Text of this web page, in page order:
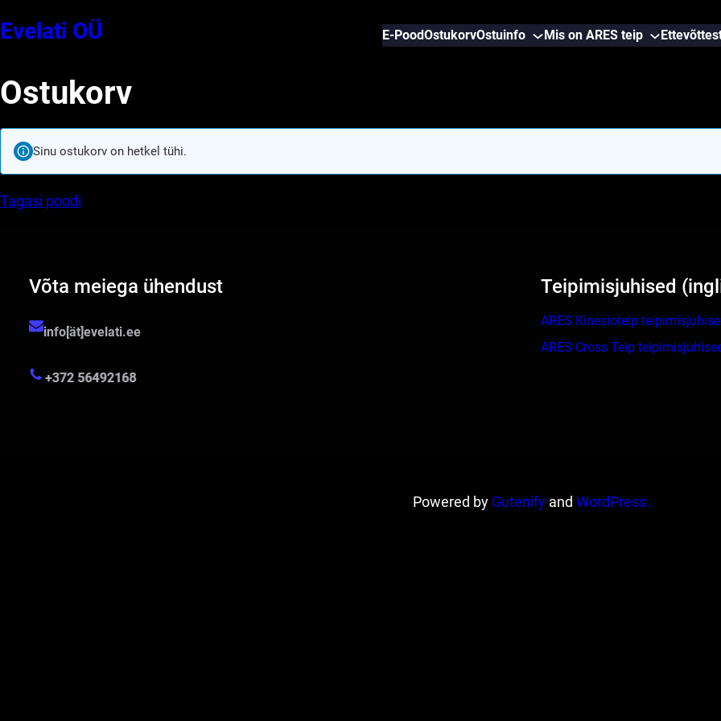
Evelati OÜ E-PoodOstukorvOstuinfo Mis on ARES teip
Ostukorv
Sinu ostukorv on hetkel tühi.
Tagasi poodi
Võta meiega ühendust
info[ät]evelati.ee
Teipimisjuhised
ARES Kinesioteip
ARES Cross Teip
Powered by Gutenify and WordPress.